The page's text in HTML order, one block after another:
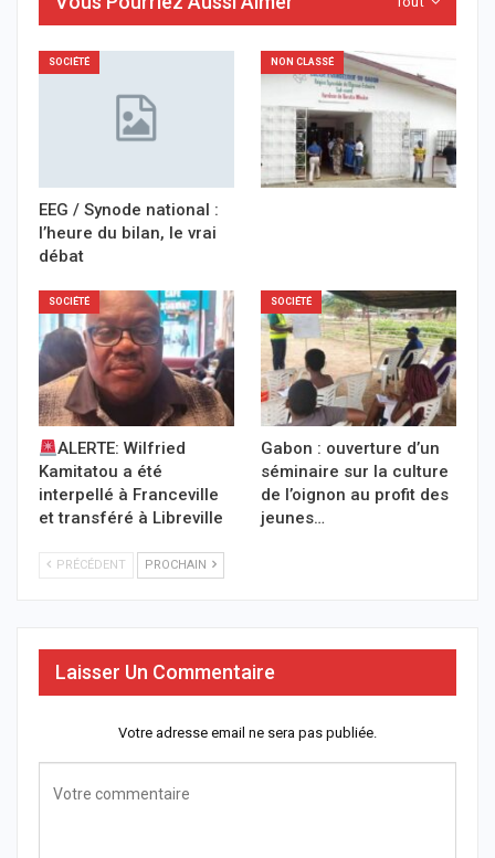
SOCIÉTÉ
EEG / Synode national :
l’heure du bilan, le vrai
débat
NON CLASSÉ
SOCIÉTÉ
ALERTE: Wilfried
Kamitatou a été
interpellé à Franceville
et transféré à Libreville
SOCIÉTÉ
Gabon : ouverture d’un
séminaire sur la culture
de l’oignon au profit des
jeunes…
PRÉCÉDENT PROCHAIN
Laisser Un Commentaire
Votre adresse email ne sera pas publiée.